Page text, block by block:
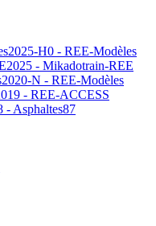
2025-H0 - REE-Modèles
2025 - Mikadotrain-REE
2020-N - REE-Modèles
- REE-ACCESS
- Asphaltes87